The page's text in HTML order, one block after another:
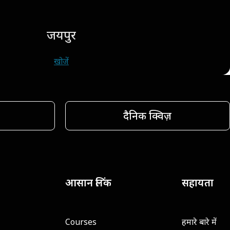
जयपुर
खोजें
दैनिक क्विज़
आसान लिंक
Courses
सहायता
हमारे बारे में